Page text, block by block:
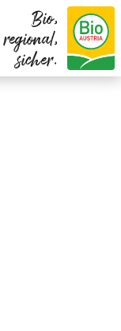
Bio,
regional,
sicher.